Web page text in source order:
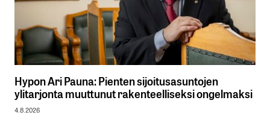
Hypon Ari Pauna: Pienten sijoitusasuntojen
ylitarjonta muuttunut rakenteelliseksi ongelmaksi
4.8.2026